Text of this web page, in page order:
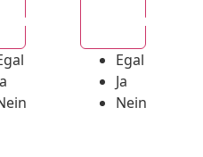
Egal
Ja
Nein